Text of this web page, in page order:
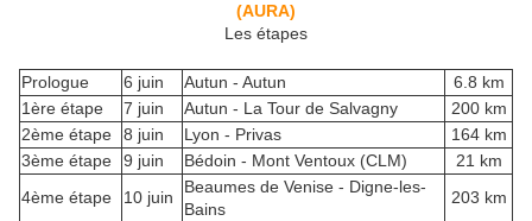
(AURA)
Les étapes
Prologue 6 juin Autun - Autun
6.8 km
1ère étape
7 juin Autun - La Tour de Salvagny
200 km
2ème étape
8 juin Lyon - Privas
164 km
3ème étape
9 juin Bédoin - Mont Ventoux (CLM)
21 km
4ème étape
10 juin
Beaumes de Venise - Digne-les-
Bains
203 km